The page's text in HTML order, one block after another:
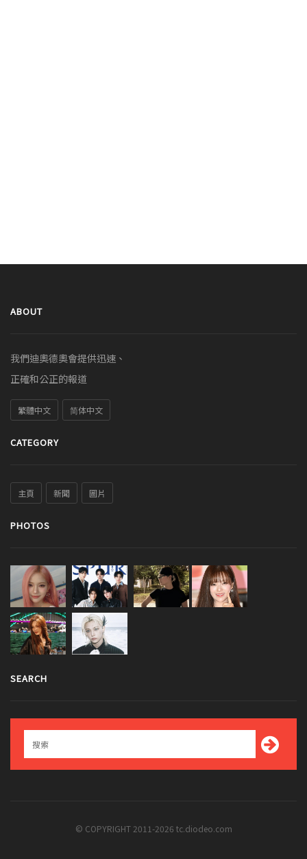
ABOUT
我們迪奧德奧會提供迅速、
正確和公正的報道
繁體中文 简体中文
CATEGORY
主頁 新聞 圖片
PHOTOS
SEARCH
© COPYRIGHT 2011-2026 tc.diodeo.com